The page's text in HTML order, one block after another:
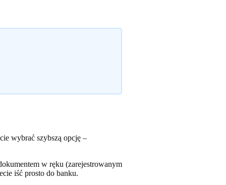
wybrać szybszą opcję –
w ręku (zarejestrowanym
iść prosto do banku.